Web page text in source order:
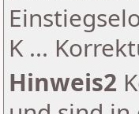
K ...
Hinweis2